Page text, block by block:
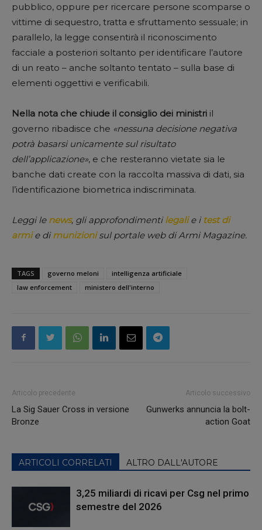
pubblico, oppure per ricercare persone scomparse o
vittime di sequestro, tratta e sfruttamento sessuale; in
parallelo, la legge consentirà il riconoscimento
facciale a posteriori soltanto per identificare l’autore
di un reato – anche soltanto tentato – sulla base di
elementi oggettivi e verificabili.
Nella nota che chiude il consiglio dei ministri il
governo ribadisce che «nessuna decisione negativa
potrà basarsi unicamente sul risultato
dell’applicazione», e che resteranno vietate sia le
banche dati create con la raccolta massiva di dati, sia
l’identificazione biometrica indiscriminata.
Leggi le news, gli approfondimentilegali e i test di
armie dimunizioni sul portale web di Armi Magazine.
TAGS governo meloni
intelligenza artificiale
law enforcement
ministero dell'interno
Articolo precedente
La Sig Sauer Cross in versione
Bronze
Articolo successivo
Gunwerks annuncia la bolt-
action Goat
ARTICOLI CORRELATI ALTRO DALL'AUTORE
3,25 miliardi di ricavi per Csg nel primo
semestre del 2026